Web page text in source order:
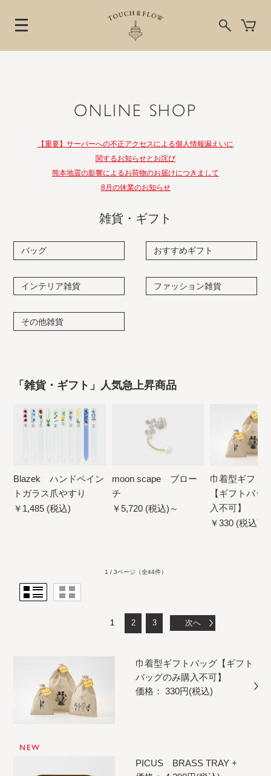
ONLINE SHOP
【重要】サーバーへの不正アクセスによる個人情報漏えいに
関するお知らせとお詫び
熊本地震の影響によるお荷物のお届けにつきまして
8月の休業のお知らせ
雑貨・ギフト
バッグ おすすめギフト
インテリア雑貨 ファッション雑貨
その他雑貨
「雑貨・ギフト」人気急上昇商品
Blazek ハンドペイン
トガラス爪やすり
￥1,485 (税込)
moon scape ブロー
チ
￥5,720 (税込)～
巾着型ギフト
【ギフトバッ
入不可】
￥330 (税込)
1 / 3ページ （全44件）
1 2 3 次へ
巾着型ギフトバッグ【ギフト
バッグのみ購入不可】
価格： 330円(税込)
NEW
PICUS BRASS TRAY +